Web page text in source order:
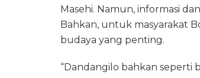
Masehi. Namun, informasi
Bahkan, untuk masyarakat
budaya yang penting.
“Dandangilo bahkan seperti